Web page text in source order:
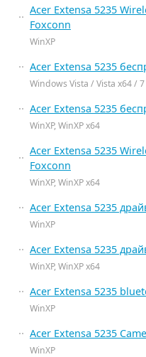
Acer Extensa 5235
Foxconn
WinXP
Acer Extensa 5235
Windows Vista / Vista x64 / 7
Acer Extensa 5235
WinXP, WinXP x64
Acer Extensa 5235
Foxconn
WinXP, WinXP x64
Acer Extensa 5235
WinXP
Acer Extensa 5235
WinXP, WinXP x64
Acer Extensa 5235
WinXP
Acer Extensa 5235
WinXP